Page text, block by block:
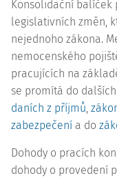
Konsolidační balíček
legislativních změn,
nejednoho zákona.
nemocenského
pracujících na
se promítá do
daních z příjmů,
zabezpečení a do
Dohody o pracích
dohody o provedení